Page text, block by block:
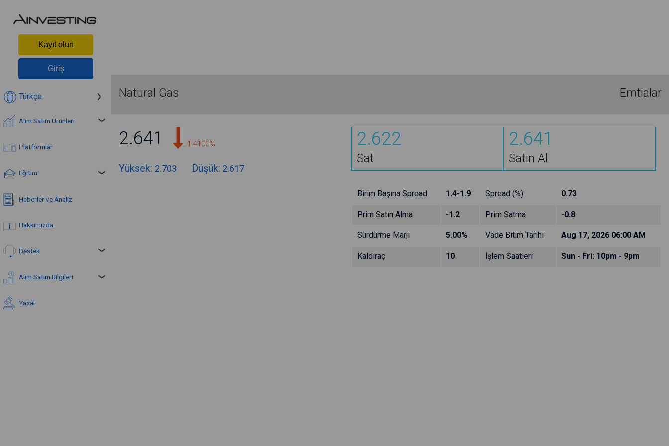
Kayıt olun
Giriş
Türkçe
Alım Satım Ürünleri
Platformlar
Eğitim
Haberler ve Analiz
Hakkımızda
Destek
Alım Satım Bilgileri
Yasal
Natural Gas Emtialar
2.641 -1.4100%
Yüksek: 2.703 Düşük: 2.617
2.622
Sat
2.641
Satın Al
Birim Başına Spread 1.4-1.9 Spread (%) 0.73
Prim Satın Alma -1.2 Prim Satma -0.8
Sürdürme Marjı 5.00% Vade Bitim Tarihi Aug 17, 2026 06:00 AM
Kaldıraç 10 İşlem Saatleri Sun - Fri: 10pm - 9pm